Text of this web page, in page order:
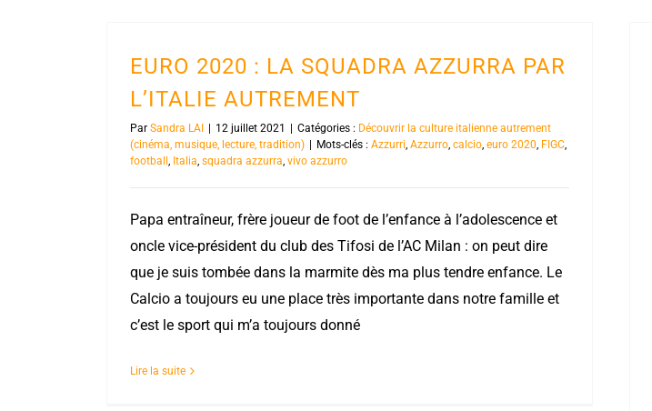
EURO 2020 : LA SQUADRA AZZURRA PAR
L’ITALIE AUTREMENT
Par Sandra LAI 12 juillet 2021 Catégories : Découvrir la culture italienne autrement
(cinéma, musique, lecture, tradition)
Mots-clés : Azzurri, Azzurro, calcio, euro 2020, FIGC,
football , Italia, squadra azzurra, vivo azzurro
Papa entraîneur, frère joueur de foot de l’enfance à l’adolescence et
oncle vice-président du club des Tifosi de l’AC Milan : on peut dire
que je suis tombée dans la marmite dès ma plus tendre enfance. Le
Calcio a toujours eu une place très importante dans notre famille et
c’est le sport qui m’a toujours donné
Lire la suite